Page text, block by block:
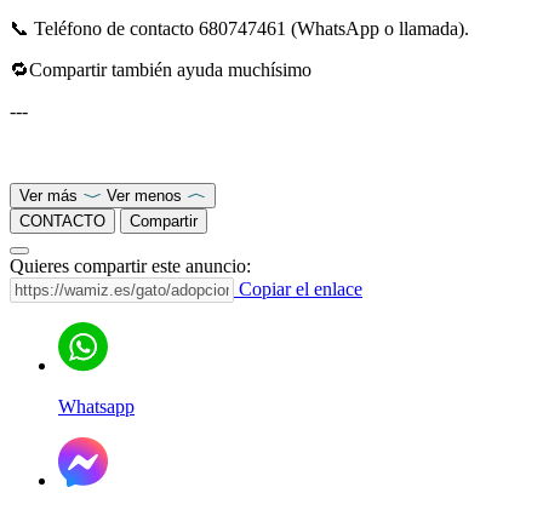
📞 Teléfono de contacto 680747461 (WhatsApp o llamada).
🔁Compartir también ayuda muchísimo
---
Ver más
Ver menos
CONTACTO
Compartir
Quieres compartir este anuncio:
Copiar el enlace
Whatsapp